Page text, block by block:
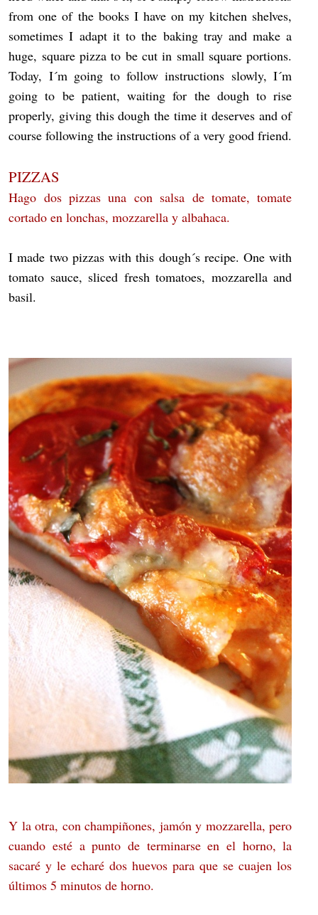
from one of the books I have on my kitchen shelves,
sometimes I adapt it to the baking tray and make a
huge, square pizza to be cut in small square portions.
Today, I´m going to follow instructions slowly, I´m
going to be patient, waiting for the dough to rise
properly, giving this dough the time it deserves and of
course following the instructions of a very good friend.
PIZZAS
Hago dos pizzas una con salsa de tomate, tomate
cortado en lonchas, mozzarella y albahaca.
I made two pizzas with this dough´s recipe. One with
tomato sauce, sliced fresh tomatoes, mozzarella and
basil.
Y la otra, con champiñones, jamón y mozzarella, pero
cuando esté a punto de terminarse en el horno, la
sacaré y le echaré dos huevos para que se cuajen los
últimos 5 minutos de horno.